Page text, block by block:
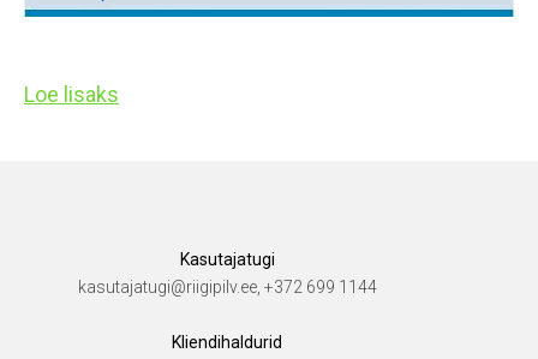
Loe lisaks
Kasutajatugi
kasutajatugi@riigipilv.ee, +372 699 1144
Kliendihaldurid